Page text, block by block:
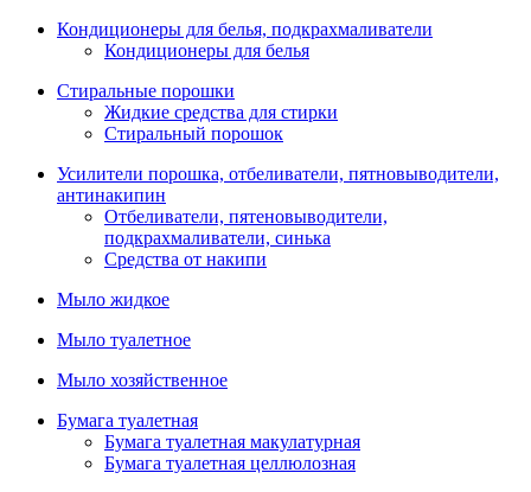
Кондиционеры для белья, подкрахмаливатели
Кондиционеры для белья
Стиральные порошки
Жидкие средства для стирки
Стиральный порошок
Усилители порошка, отбеливатели, пятновыводители,
антинакипин
Отбеливатели, пятеновыводители,
подкрахмаливатели, синька
Средства от накипи
Мыло жидкое
Мыло туалетное
Мыло хозяйственное
Бумага туалетная
Бумага туалетная макулатурная
Бумага туалетная целлюлозная